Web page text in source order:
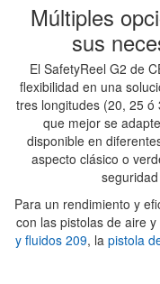
Múltiples
sus
El SafetyReel G2 de
flexibilidad en una
tres longitudes (20, 25
que mejor se
disponible en
aspecto clásico o
Para un rendimiento y
con las pistolas de aire
y fluidos 209, la pistola